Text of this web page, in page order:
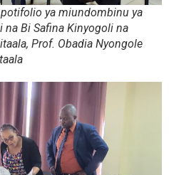
ya miundombinu ya
na Bi Safina Kinyogoli na
Prof. Obadia Nyongole